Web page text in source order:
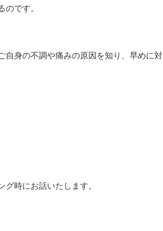
のです。
自身の不調や痛みの原因を知り、早めに対
時にお話いたします。